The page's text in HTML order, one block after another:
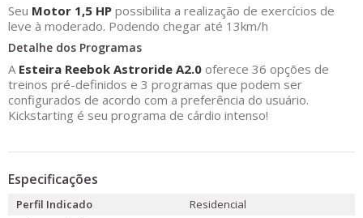
Seu Motor 1,5 HP possibilita a realização de exercícios de
leve à moderado. Podendo chegar até 13km/h
Detalhe dos Programas
A Esteira Reebok Astroride A2.0 oferece 36 opções de
treinos pré-definidos e 3 programas que podem ser
configurados de acordo com a preferência do usuário.
Kickstarting é seu programa de cárdio intenso!
Especificações
Perfil Indicado
Residencial